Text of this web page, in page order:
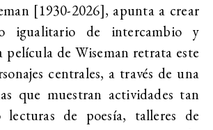
[1930-2026], apunta a crear
igualitario de intercambio y
película de Wiseman retrata este
centrales, a través de una
que muestran actividades tan
lecturas de poesía, talleres de